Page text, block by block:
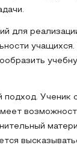
для
подход. Ученик